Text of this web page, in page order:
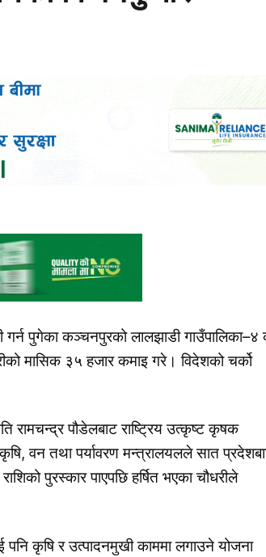
गर्न पुगेका कञ्चनपुरको लालझाडी गाउँपालिका–४
मासिक ३५ हजार कमाइ गरे। विदेशको चर्को
रामचन्द्र पौडेलबाट राष्ट्रिय उत्कृष्ट कृषक
वन तथा पर्यावरण मन्त्रालयलले सात
पुरस्कार पाएपछि हर्षित भएका चौधरीले
पनि कृषि र उत्पादनमुखी काममा लगाउने योजना